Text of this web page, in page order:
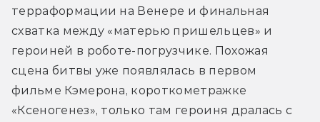
терраформации на Венере и финальная
схватка между «матерью пришельцев» и
героиней в роботе-погрузчике. Похожая
сцена битвы уже появлялась в первом
фильме Кэмерона, короткометражке
«Ксеногенез», только там героиня дралась с